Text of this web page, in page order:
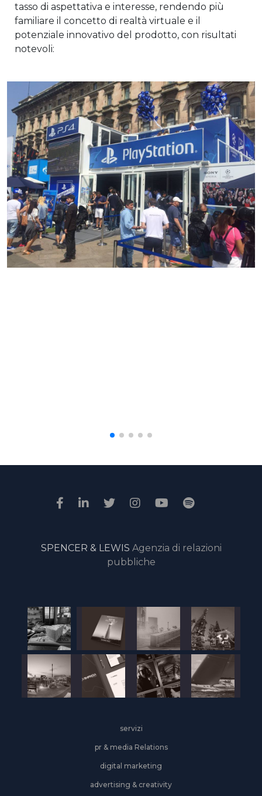
tasso di aspettativa e interesse, rendendo più
familiare il concetto di realtà virtuale e il
potenziale innovativo del prodotto, con risultati
notevoli:
SPENCER & LEWIS Agenzia di relazioni
pubbliche
servizi
pr & media Relations
digital marketing
advertising & creativity